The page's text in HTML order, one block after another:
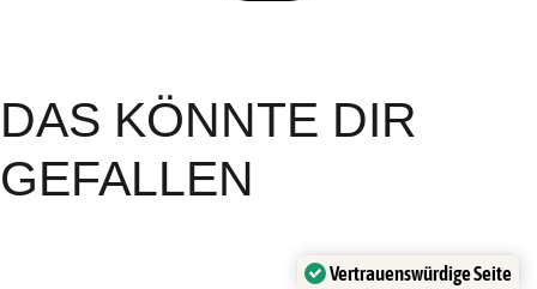
DAS KÖNNTE DIR
GEFALLEN
Vertrauenswürdige Seite